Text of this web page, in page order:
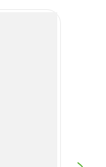
soportar el
es una opción
en